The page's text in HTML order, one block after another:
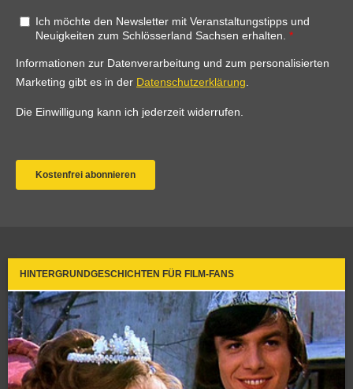
HINTERGRUNDGESCHICHTEN FÜR FILM-FANS